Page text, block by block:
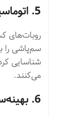
5. اتوماسیون و روباتیک در کشاورزی
روبات‌های
سم‌پاشی را
شناسایی
می‌کنند.
6. بهینه‌سازی مصرف آب